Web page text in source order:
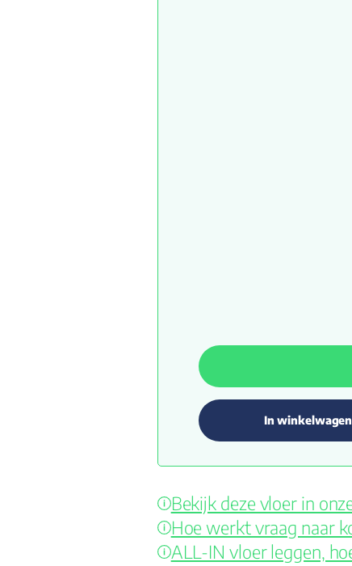
In winkelwagen
Bekijk deze vloer in
Hoe werkt vraag naar
ALL-IN vloer leggen,